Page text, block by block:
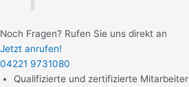
Noch Fragen? Rufen Sie uns direkt an
Jetzt anrufen!
04221 9731080
Qualifizierte und zertifizierte Mitarbeiter